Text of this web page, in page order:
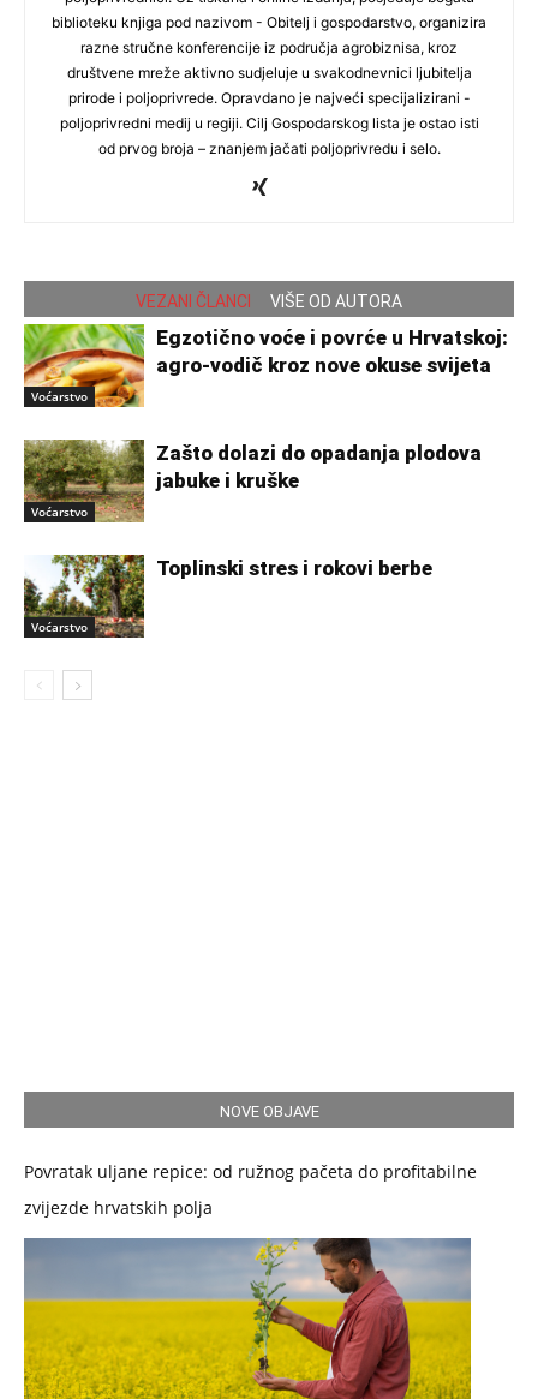
biblioteku knjiga pod nazivom - Obitelj i gospodarstvo, organizira
razne stručne konferencije iz područja agrobiznisa, kroz
društvene mreže aktivno sudjeluje u svakodnevnici ljubitelja
prirode i poljoprivrede. Opravdano je najveći specijalizirani -
poljoprivredni medij u regiji. Cilj Gospodarskog lista je ostao isti
od prvog broja – znanjem jačati poljoprivredu i selo.
VEZANI ČLANCI VIŠE OD AUTORA
Voćarstvo
Egzotično voće i povrće u Hrvatskoj:
agro-vodič kroz nove okuse svijeta
Voćarstvo
Zašto dolazi do opadanja plodova
jabuke i kruške
Voćarstvo
Toplinski stres i rokovi berbe
NOVE OBJAVE
Povratak uljane repice: od ružnog pačeta do profitabilne
zvijezde hrvatskih polja